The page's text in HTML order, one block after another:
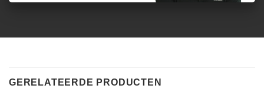
GERELATEERDE PRODUCTEN